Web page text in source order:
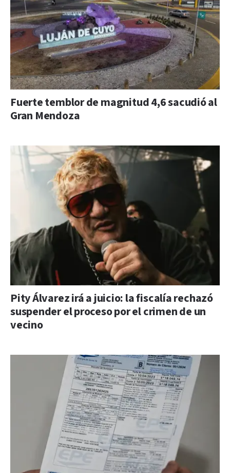
Fuerte temblor de magnitud 4,6 sacudió al
Gran Mendoza
Pity Álvarez irá a juicio: la fiscalía rechazó
suspender el proceso por el crimen de un
vecino